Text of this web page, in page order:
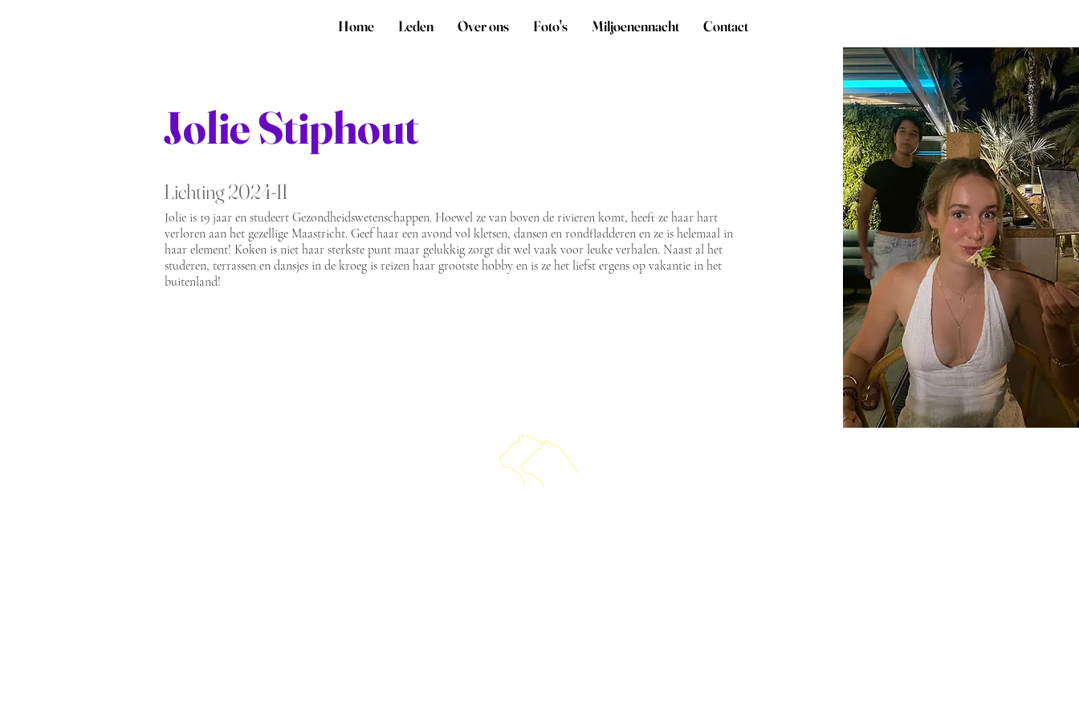
Home Leden Over ons Foto's Miljoenennacht Contact
Jolie Stiphout
Lichting 2024-II
Jolie is 19 jaar en studeert Gezondheidswetenschappen. Hoewel ze van boven de rivieren komt, heeft ze haar hart
verloren aan het gezellige Maastricht. Geef haar een avond vol kletsen, dansen en rondfladderen en ze is helemaal in
haar element! Koken is niet haar sterkste punt maar gelukkig zorgt dit wel vaak voor leuke verhalen. Naast al het
studeren, terrassen en dansjes in de kroeg is reizen haar grootste hobby en is ze het liefst ergens op vakantie in het
buitenland!